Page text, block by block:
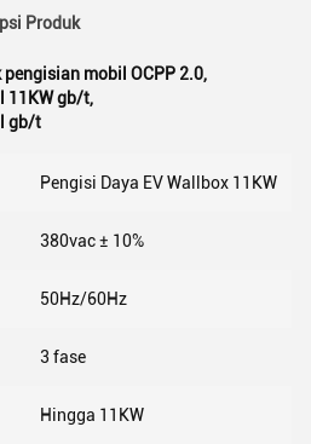
Produk
mobil OCPP 2.0,
11KW gb/t,
gb/t
Pengisi Daya EV Wallbox 11KW
380vac ± 10%
50Hz/60Hz
3 fase
Hingga 11KW